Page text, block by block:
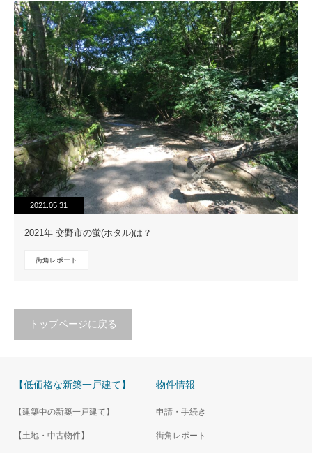
2021.05.31
2021年 交野市の蛍(ホタル)は？
街角レポート
トップページに戻る
【低価格な新築一戸建て】
【建築中の新築一戸建て】
【土地・中古物件】
物件情報
申請・手続き
街角レポート